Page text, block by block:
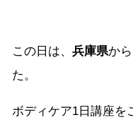
この日は、 兵庫県か
た。
ボディケア1日講座を